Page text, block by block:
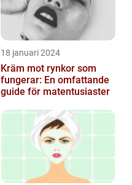
18 januari 2024
Kräm mot rynkor som
fungerar: En omfattande
guide för matentusiaster